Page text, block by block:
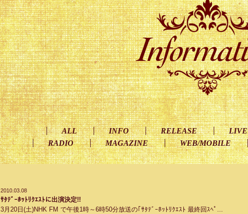
ALL INFO RELEASE LIVE
RADIO
MAGAZINE WEB/MOBILE
2010.03.08
ｻﾀﾃﾞｰﾎｯﾄﾘｸｴｽﾄに出演決定!!
3月20日(土)NHK FM で午後1時～6時50分放送の｢ｻﾀﾃﾞｰﾎｯﾄﾘｸｴｽﾄ 最終回ｽﾍﾟ...